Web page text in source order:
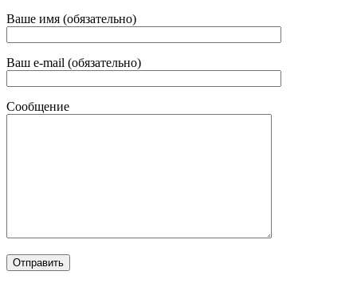
Ваше имя (обязательно)
Ваш e-mail (обязательно)
Сообщение